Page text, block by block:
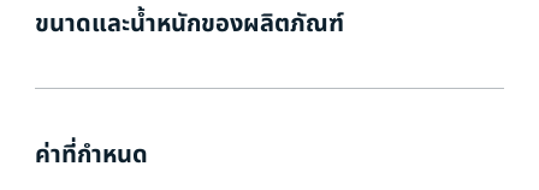
ขนาดและน้ำหนักของผลิตภัณฑ์
ค่าที่กำหนด